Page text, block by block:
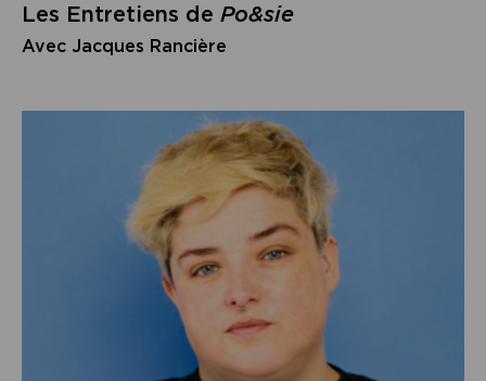
Les Entretiens de Po&sie
Avec Jacques Rancière